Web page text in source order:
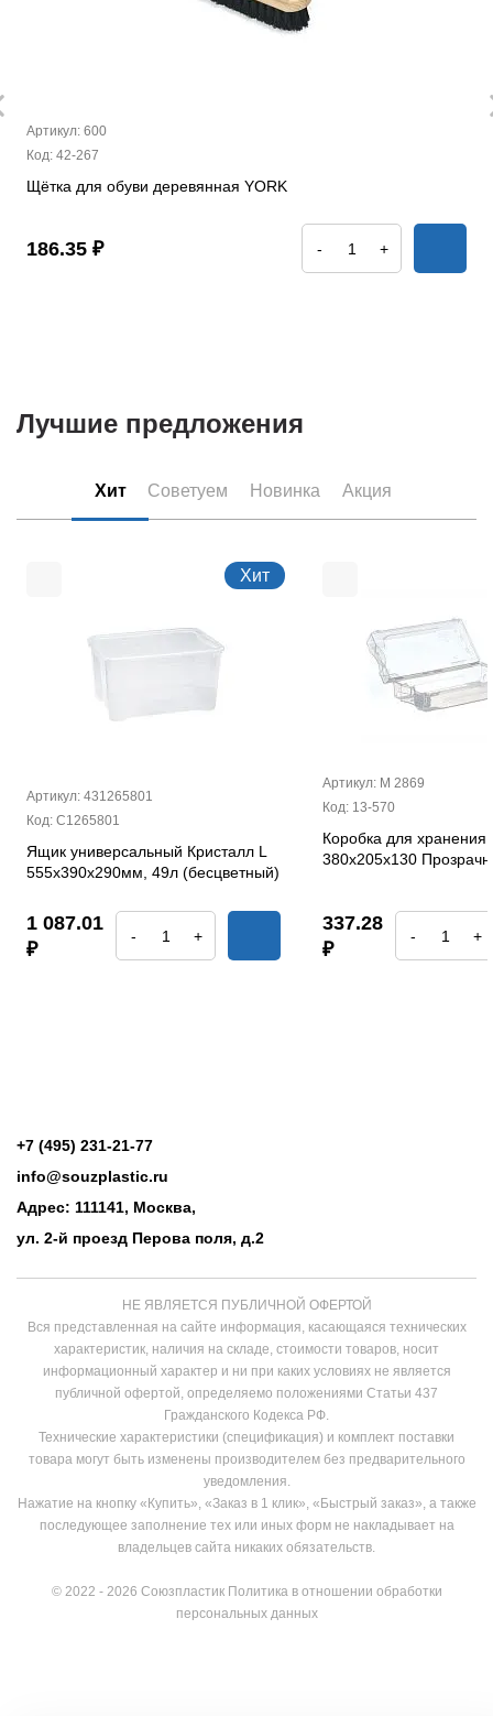
Артикул: 600
Код: 42-267
Щётка для обуви деревянная YORK
186.35 ₽ - +
Лучшие предложения
Хит Советуем Новинка Акция
Хит
Артикул: 431265801
Код: С1265801
Ящик универсальный Кристалл L
555х390х290мм, 49л (бесцветный)
1 087.01
₽
- +
Артикул: М 2869
Код: 13-570
Коробка для хранения
380х205х130
337.28
₽
- +
+7 (495) 231-21-77
info@souzplastic.ru
Адрес: 111141, Москва,
ул. 2-й проезд Перова поля, д.2
НЕ ЯВЛЯЕТСЯ ПУБЛИЧНОЙ ОФЕРТОЙ
Вся представленная на сайте информация, касающаяся технических
характеристик, наличия на складе, стоимости товаров, носит
информационный характер и ни при каких условиях не является
публичной офертой, определяемо положениями Статьи 437
Гражданского Кодекса РФ.
Технические характеристики (спецификация) и комплект поставки
товара могут быть изменены производителем без предварительного
уведомления.
Нажатие на кнопку «Купить», «Заказ в 1 клик», «Быстрый заказ», а также
последующее заполнение тех или иных форм не накладывает на
владельцев сайта никаких обязательств.
© 2022 - 2026 Союзпластик Политика в отношении обработки
персональных данных